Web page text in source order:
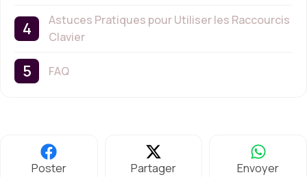
Astuces Pratiques pour Utiliser les Raccourcis
Clavier
FAQ
Poster Partager Envoyer